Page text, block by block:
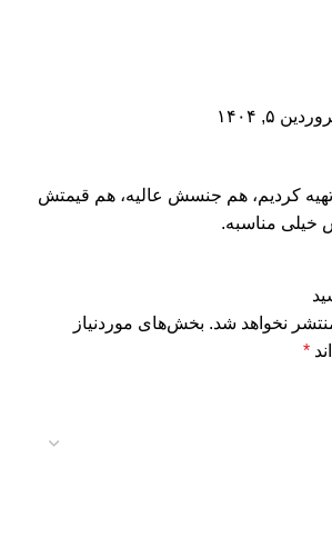
۵, ۱۴۰۴
کردیم، هم جنسش عالیه، هم قیمتش
خیلی مناسبه.
نخواهد شد. بخش‌های موردنیاز
*